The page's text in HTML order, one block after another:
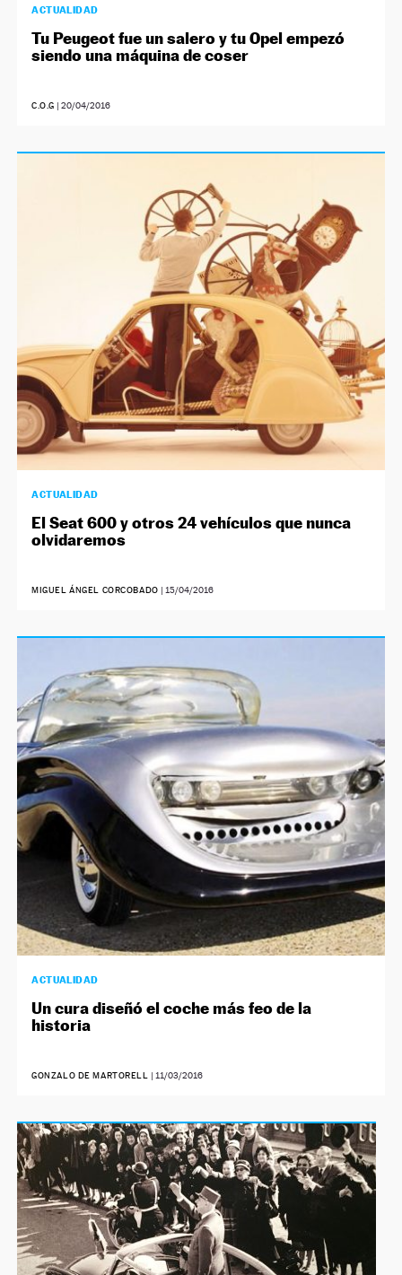
ACTUALIDAD
Tu Peugeot fue un salero y tu Opel empezó
siendo una máquina de coser
C.O.G |20/04/2016
ACTUALIDAD
El Seat 600 y otros 24 vehículos que nunca
olvidaremos
MIGUEL ÁNGEL CORCOBADO | 15/04/2016
ACTUALIDAD
Un cura diseñó el coche más feo de la
historia
GONZALO DE MARTORELL | 11/03/2016